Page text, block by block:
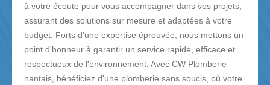
à votre écoute pour vous accompagner dans vos projets,
assurant des solutions sur mesure et adaptées à votre
budget. Forts d'une expertise éprouvée, nous mettons un
point d'honneur à garantir un service rapide, efficace et
respectueux de l'environnement. Avec CW Plomberie
nantais, bénéficiez d'une plomberie sans soucis, où votre